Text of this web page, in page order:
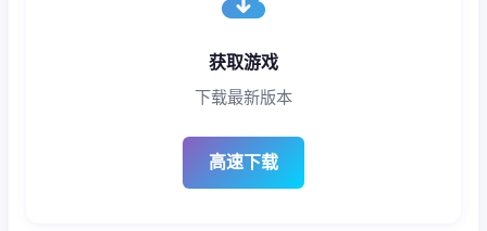
获取游戏
下载最新版本
高速下载